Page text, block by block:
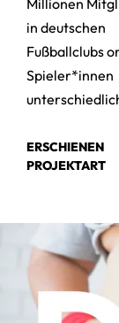
in deutschen
Fußballclubs
Spieler*innen
Mehr zu diesem Projekt
ERSCHIENEN
PROJEKTART